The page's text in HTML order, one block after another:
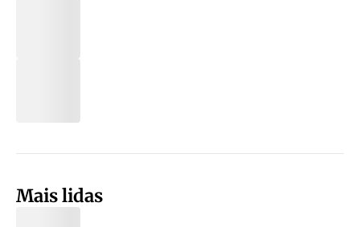
Mais lidas